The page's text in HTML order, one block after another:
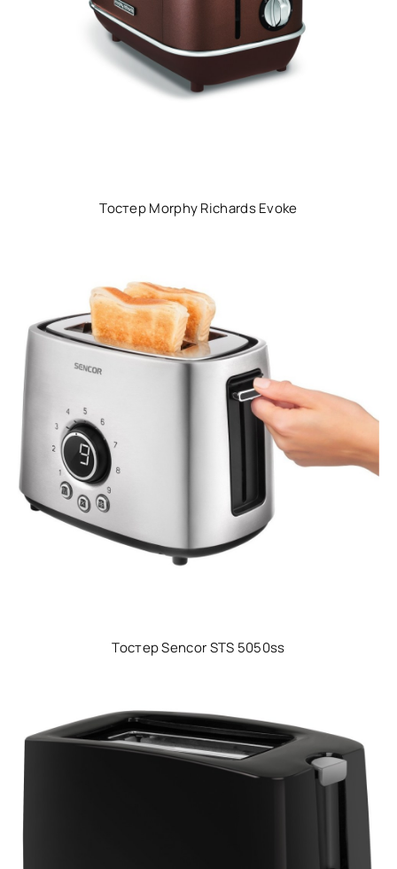
Тостер Morphy Richards Evoke
Тостер Sencor STS 5050ss